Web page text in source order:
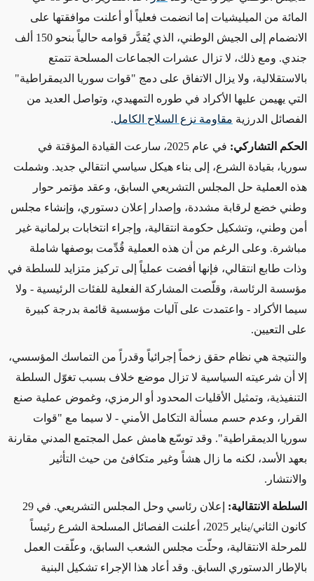
المائة من الميليشيات إما انضمت فعلياً أو أعلنت موافقتها على
الانضمام إلى الجيش الوطني، الذي يُقدَّر قوامه حالياً بنحو 150 ألف
جندي. ومع ذلك، لا تزال عشرات الجماعات المسلحة تتمتع
بالاستقلالية، ولا يزال الاتفاق على دمج "قوات سوريا الديمقراطية"
التي يهيمن عليها الأكراد في طوره التمهيدي، وتواصل العديد من
الفصائل الدرزية مقاومة نزع السلاح الكامل.
الحكم التشاركي:
في عام 2025، سارعت القيادة المؤقتة في
سوريا، بقيادة الشرع، إلى بناء هيكل سياسي انتقالي جديد. وشملت
هذه العملية حل المجلس التشريعي السابق، وعقد مؤتمر حوار
وطني خضع لرقابة مشددة، وإصدار إعلان دستوري، وإنشاء مجلس
أمن وطني، وتشكيل حكومة انتقالية، وإجراء انتخابات برلمانية غير
مباشرة. وعلى الرغم من أن هذه العملية قُدِّمت بوصفها شاملة
وذات طابع انتقالي، فإنها أفضت عملياً إلى تركيز متزايد للسلطة في
مؤسسة الرئاسة، وقلّصت المشاركة الفعلية للفئات الرئيسية - ولا
سيما الأكراد - واعتمدت على آليات مؤسسية قائمة بدرجة كبيرة
على التعيين.
والنتيجة هي نظام حقق زخماً إجرائياً وقدراً من التماسك المؤسسي،
إلا أن شرعيته السياسية لا تزال موضع خلاف بسبب تغوّل السلطة
التنفيذية، وتمثيل الأقليات المحدود أو الرمزي، وغموض عملية صنع
القرار، وعدم حسم مسألة التكامل الأمني - لا سيما مع "قوات
سوريا الديمقراطية". وقد توسّع هامش عمل المجتمع المدني مقارنة
بعهد الأسد، لكنه ما زال هشاً وغير متكافئ من حيث التأثير
والانتشار .
السلطة الانتقالية:
إعلان رئاسي وحل المجلس التشريعي. في 29
كانون الثاني/يناير 2025، أعلنت الفصائل المسلحة الشرع رئيساً
للمرحلة الانتقالية، وحلّت مجلس الشعب السابق، وعلّقت العمل
بالإطار الدستوري السابق. وقد أعاد هذا الإجراء تشكيل البنية